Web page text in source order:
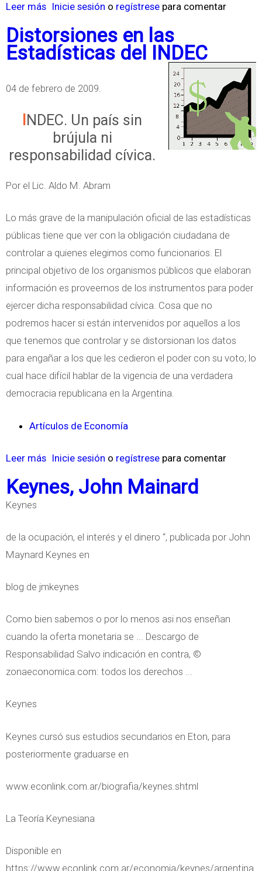
a
C
i
Leer más
b
r
P
l
e
e
s
c
a
t
e
E
c
o
n
o
í
s
d
o
n
d
e
n
s
Inicie sesión o regístrese para comentar
Distorsiones en las
Estadísticas del INDEC
04 de febrero de 2009.
brújula ni
responsabilidad cívica.
Por el Lic. Aldo M. Abram
Lo más grave de la manipulación oficial de las estadísticas
públicas tiene que ver con la obligación ciudadana de
controlar a quienes elegimos como funcionarios. El
principal objetivo de los organismos públicos que elaboran
información es proveernos de los instrumentos para poder
ejercer dicha responsabilidad cívica. Cosa que no
podremos hacer si están intervenidos por aquellos a los
que tenemos que controlar y se distorsionan los datos
para engañar a los que les cedieron el poder con su voto; lo
cual hace difícil hablar de la vigencia de una verdadera
democracia republicana en la Argentina.
Artículos de Economía
Leer más
b
s
o
r
s
i
s
e
l
Inicie sesión o regístrese para comentar
Keynes, John Mainard
Keynes
de la ocupación, el interés y el dinero “, publicada por John
Maynard Keynes en
blog de jmkeynes
Como bien sabemos o por lo menos asi nos enseñan
cuando la oferta monetaria se ... Descargo de
Responsabilidad Salvo indicación en contra, ©
zonaeconomica.com: todos los derechos ...
Keynes
Keynes cursó sus estudios secundarios en Eton, para
posteriormente graduarse en
www.econlink.com.ar/biografia/keynes.shtml
La Teoría Keynesiana
Disponible en
https://www.econlink.com.ar/economia/keynes/argentina